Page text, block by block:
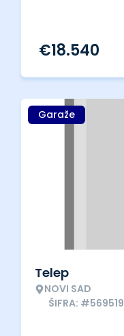
€18.540
Garaže
Telep
NOVI SAD
ŠIFRA: #569519